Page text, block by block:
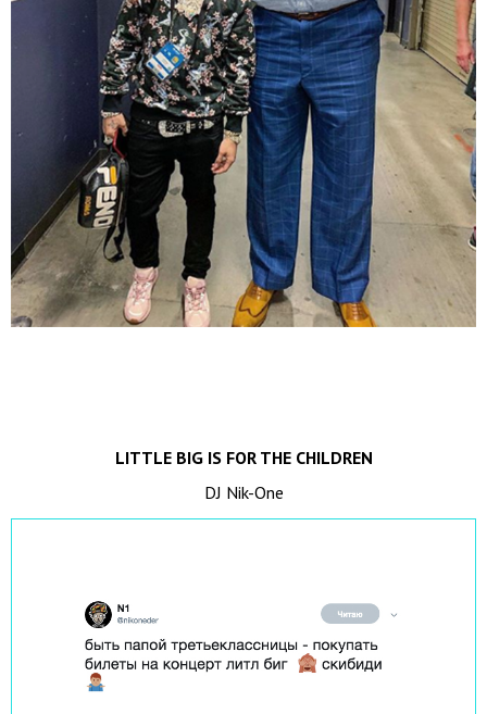
LITTLE BIG IS FOR THE CHILDREN
DJ Nik-One